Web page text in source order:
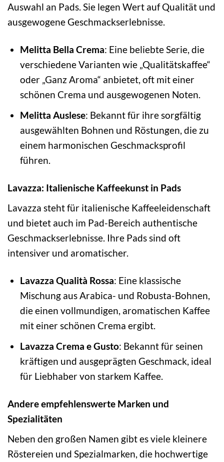
Auswahl an Pads. Sie legen Wert auf Qualität und
ausgewogene Geschmackserlebnisse.
Melitta Bella Crema: Eine beliebte Serie, die
verschiedene Varianten wie „Qualitätskaffee“
oder „Ganz Aroma“ anbietet, oft mit einer
schönen Crema und ausgewogenen Noten.
Melitta Auslese: Bekannt für ihre sorgfältig
ausgewählten Bohnen und Röstungen, die zu
einem harmonischen Geschmacksprofil
führen.
Lavazza: Italienische Kaffeekunst in Pads
Lavazza steht für italienische Kaffeeleidenschaft
und bietet auch im Pad-Bereich authentische
Geschmackserlebnisse. Ihre Pads sind oft
intensiver und aromatischer.
Lavazza Qualità Rossa: Eine klassische
Mischung aus Arabica- und Robusta-Bohnen,
die einen vollmundigen, aromatischen Kaffee
mit einer schönen Crema ergibt.
Lavazza Crema e Gusto: Bekannt für seinen
kräftigen und ausgeprägten Geschmack, ideal
für Liebhaber von starkem Kaffee.
Andere empfehlenswerte Marken und
Spezialitäten
Neben den großen Namen gibt es viele kleinere
Röstereien und Spezialmarken, die hochwertige